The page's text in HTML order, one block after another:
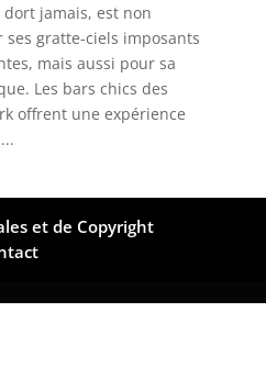
jamais, est non
gratte-ciels imposants
mais aussi pour sa
Les bars chics des
offrent une expérience
et de Copyright